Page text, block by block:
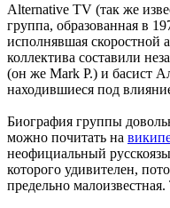
Alternative TV (так же
группа, образованная в
исполнявшая скоростной
коллектива составили
(он же Mark P.) и басист
находившиеся под
Биография группы
можно почитать на
неофициальный
которого удивителен,
предельно